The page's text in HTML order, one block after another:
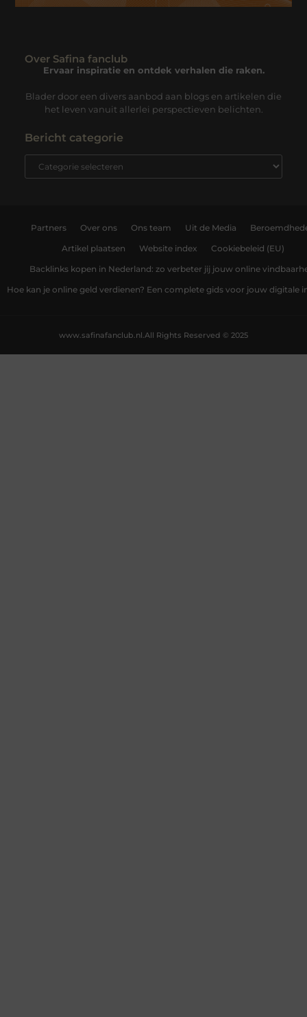
Over Safina fanclub
Ervaar inspiratie en ontdek verhalen die raken.
Blader door een divers aanbod aan blogs en artikelen die
het leven vanuit allerlei perspectieven belichten.
Bericht categorie
Partners Over ons Ons team Uit de Media
Artikel plaatsen Website index Cookiebeleid (EU)
Backlinks kopen in Nederland: zo verbeter jij jouw online
Hoe kan je online geld verdienen? Een complete gids voor jouw digitale
All Rights Reserved © 2025
www.safinafanclub.nl.